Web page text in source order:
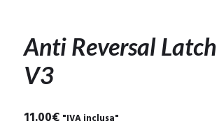
Anti Reversal
V3
11.00€ "IVA inclusa"